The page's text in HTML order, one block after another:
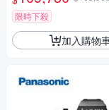
限時下殺
加入購物